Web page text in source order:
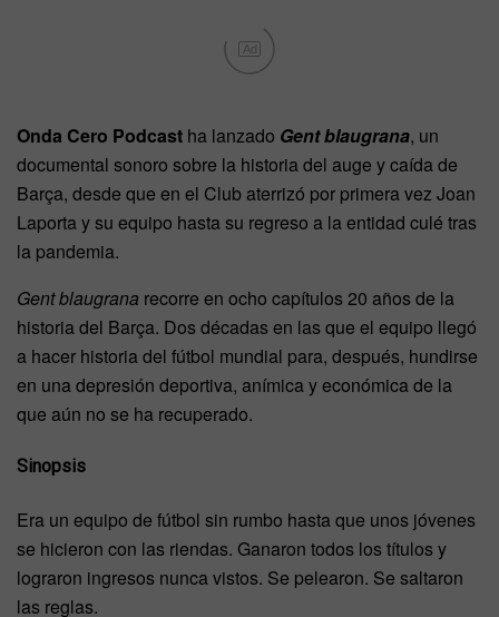
Ad
Onda Cero Podcast ha lanzado Gent blaugrana, un
documental sonoro sobre la historia del auge y caída de
Barça, desde que en el Club aterrizó por primera vez Joan
Laporta y su equipo hasta su regreso a la entidad culé tras
la pandemia.
Gent blaugrana recorre en ocho capítulos 20 años de la
historia del Barça. Dos décadas en las que el equipo llegó
a hacer historia del fútbol mundial para, después, hundirse
en una depresión deportiva, anímica y económica de la
que aún no se ha recuperado.
Sinopsis
Era un equipo de fútbol sin rumbo hasta que unos jóvenes
se hicieron con las riendas. Ganaron todos los títulos y
lograron ingresos nunca vistos. Se pelearon. Se saltaron
las reglas.